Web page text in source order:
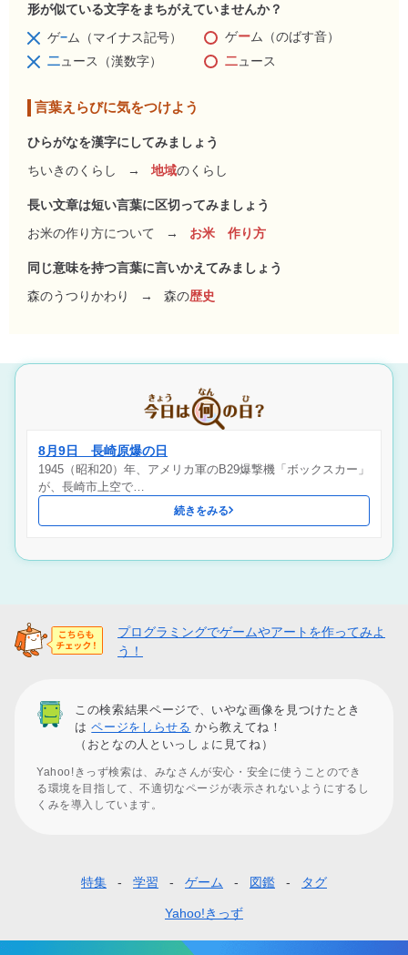
形が似ている文字をまちがえていませんか？
ゲ−ム（マイナス記号） ゲーム（のばす音）
二ュース（漢数字） 二ュース
言葉えらびに気をつけよう
ひらがなを漢字にしてみましょう
ちいきのくらし
→ 地域のくらし
長い文章は短い言葉に区切ってみましょう
お米の作り方について
→ お米 作り方
同じ意味を持つ言葉に言いかえてみましょう
森のうつりかわり
→ 森の歴史
8月9日 長崎原爆の日
1945（昭和20）年、アメリカ軍のB29爆撃機「ボックスカー」
が、長崎市上空で…
続きをみる
プログラミングでゲームやアートを作ってみよ
う！
この検索結果ページで、いやな画像を見つけたとき
はページをしらせる から教えてね！
（おとなの人といっしょに見てね）
Yahoo!きっず検索は、みなさんが安心・安全に使うことのでき
る環境を目指して、不適切なページが表示されないようにするし
くみを導入しています。
タ
特集 学習 ゲーム 図鑑 タグ
Yahoo!きっず